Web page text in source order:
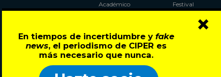
En tiempos de incertidumbre y fake
news, el periodismo de CIPER es
más necesario que nunca.
×
Académico
Al Plebiscito
con CIPER
Festival